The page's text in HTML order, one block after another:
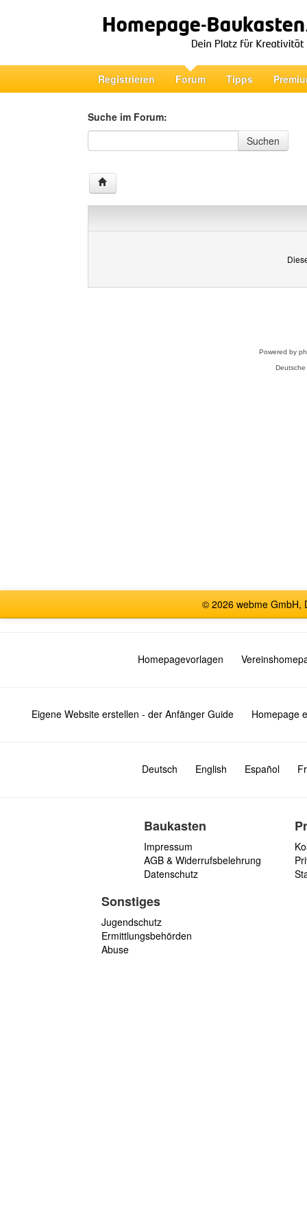
Registrieren Forum Tipps
Suche im Forum:
Suche im Forum
Suchen
Powered by
© 2026 webme GmbH,
Homepagevorlagen
Eigene Website erstellen - der Anfänger Guide Homepage
Deutsch English Español
Baukasten
Impressum
AGB & Widerrufsbelehrung
Datenschutz
Sonstiges
Jugendschutz
Ermittlungsbehörden
Abuse